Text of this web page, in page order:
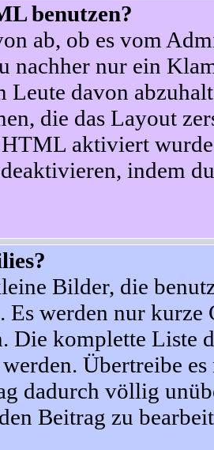
benutzen?
ab, ob es vom
nachher nur ein
Leute davon
die das Layout
aktiviert
indem
Bilder, die
Es werden nur
Die komplette Liste
werden. Übertreibe
dadurch völlig
Beitrag zu